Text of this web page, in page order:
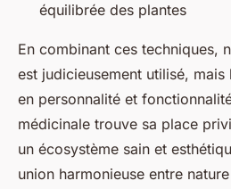
équilibrée des plantes
En combinant ces techniques,
est judicieusement utilisé, mais
en personnalité et
médicinale trouve sa place
un écosystème sain et
union harmonieuse entre